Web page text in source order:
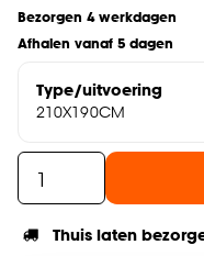
Bezorgen 4 werkdagen
Afhalen vanaf 5 dagen
Type/uitvoering
210X190CM
Thuis laten